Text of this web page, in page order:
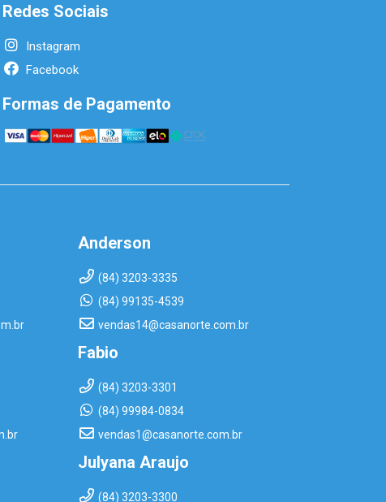
Redes Sociais
Instagram
Facebook
Formas de Pagamento
Anderson
(84) 3203-3335
(84) 99135-4539
vendas14@casanorte.com.br
Fabio
(84) 3203-3301
(84) 99984-0834
vendas1@casanorte.com.br
Julyana Araujo
(84) 3203-3300